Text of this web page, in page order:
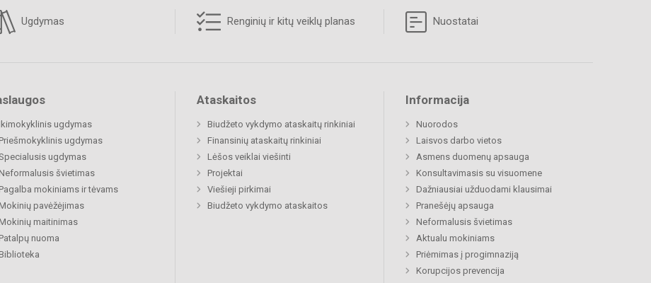
Ugdymas Renginių ir kitų veiklų planas Nuostatai
Ikimokyklinis ugdymas
Priešmokyklinis ugdymas
ugdymas
Neformalusis švietimas
Pagalba mokiniams ir tėvams
Mokinių pavėžėjimas
Mokinių maitinimas
Patalpų nuoma
Biblioteka
Ataskaitos
Biudžeto vykdymo ataskaitų rinkiniai
Finansinių ataskaitų rinkiniai
Lėšos veiklai viešinti
Projektai
Viešieji pirkimai
Biudžeto vykdymo ataskaitos
Informacija
Nuorodos
Laisvos darbo vietos
Asmens duomenų apsauga
Konsultavimasis su visuomene
Dažniausiai užduodami klausimai
Pranešėjų apsauga
Neformalusis švietimas
Aktualu mokiniams
Priėmimas į progimnaziją
Korupcijos prevencija